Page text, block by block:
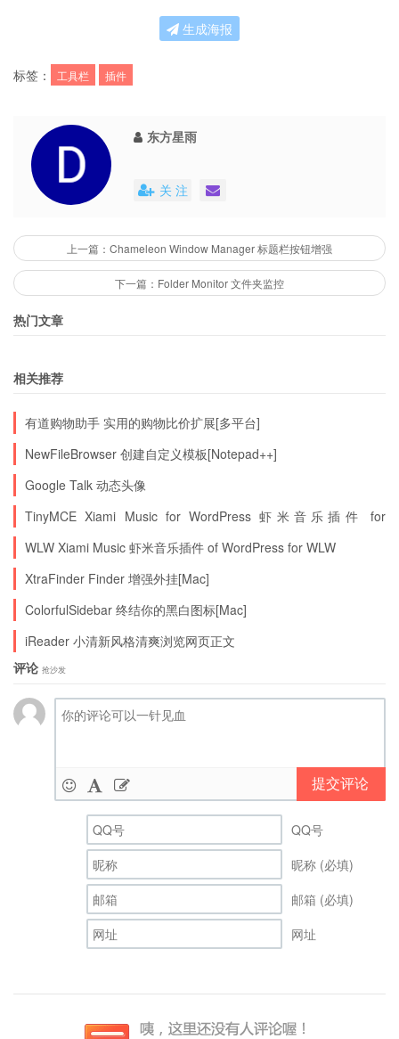
True Launch Bar V4.1┊ 英文绿色版
相关使用说明文章：
善用True Launch Bar插件 打造Windows系统超级
启动栏
用简要教程
注册过期：
载3|下载4
生成海报
标签： 工具栏 插件
东方星雨
关 注
上一篇：Chameleon Window Manager 标题栏按钮增强
下一篇：Folder Monitor 文件夹监控
热门文章
相关推荐
有道购物助手 实用的购物比价扩展[多平台]
NewFileBrowser 创建自定义模板[Notepad++]
Google Talk 动态头像
TinyMCE Xiami Music for WordPress 虾米音乐插件 for
WordPress
WLW Xiami Music 虾米音乐插件 of WordPress for WLW
XtraFinder Finder 增强外挂[Mac]
ColorfulSidebar 终结你的黑白图标[Mac]
iReader 小清新风格清爽浏览网页正文
评论 抢沙发
提交评论
QQ号
昵称 (必填)
邮箱 (必填)
网址